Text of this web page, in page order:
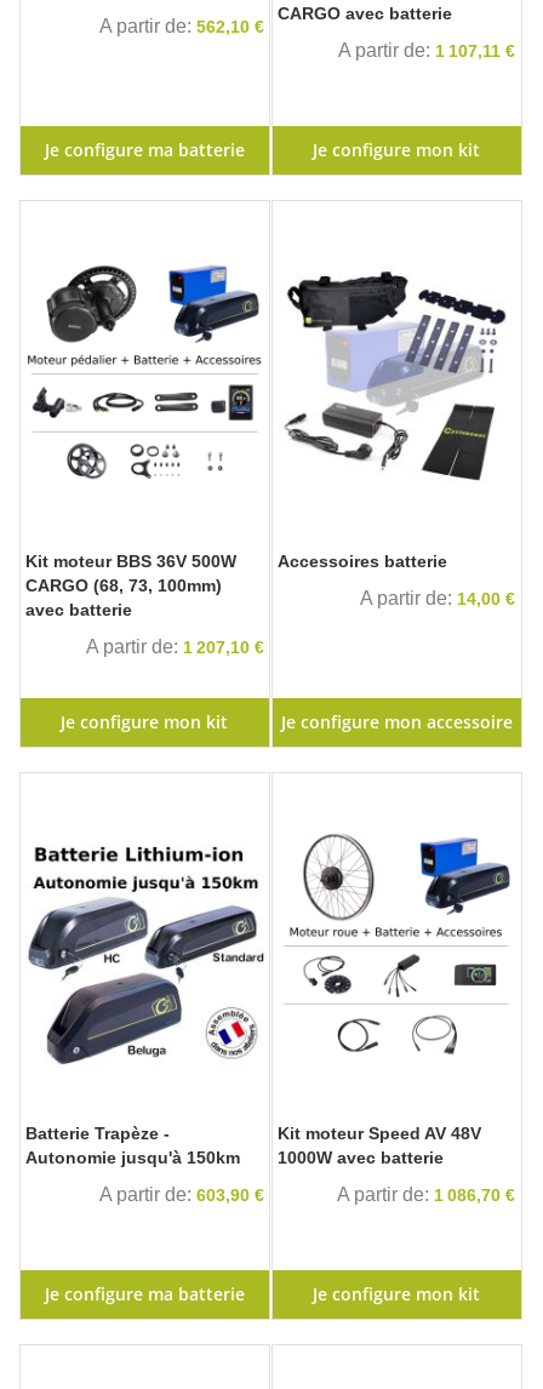
A partir de 562,10 €
Je configure ma batterie
CARGO avec batterie
A partir de 1 107,11 €
Je configure mon kit
Kit moteur BBS 36V 500W
CARGO (68, 73, 100mm)
avec batterie
A partir de 1 207,10 €
Je configure mon kit
Accessoires batterie
A partir de 14,00 €
Je configure mon accessoire
Batterie Trapèze -
Autonomie jusqu'à 150km
A partir de 603,90 €
Je configure ma batterie
Kit moteur Speed AV 48V
1000W avec batterie
A partir de 1 086,70 €
Je configure mon kit